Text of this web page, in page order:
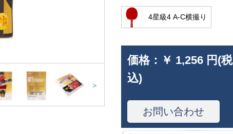
>
4星級4 A-C横撮り
価格： ￥ 1,256 円(税
込)
お問い合わせ